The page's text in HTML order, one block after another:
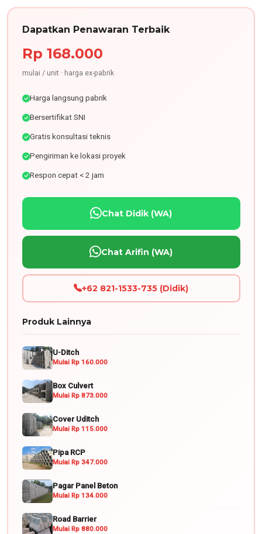
Dapatkan Penawaran Terbaik
Rp 168.000
mulai / unit · harga ex-pabrik
Harga langsung pabrik
Bersertifikat SNI
Gratis konsultasi teknis
Pengiriman ke lokasi proyek
Respon cepat < 2 jam
Chat Didik (WA)
Chat Arifin (WA)
+62 821-1533-735 (Didik)
Produk Lainnya
U-Ditch
Mulai Rp 160.000
Box Culvert
Mulai Rp 873.000
Cover Uditch
Mulai Rp 115.000
Pipa RCP
Mulai Rp 347.000
Pagar Panel Beton
Mulai Rp 134.000
Road Barrier
Mulai Rp 880.000